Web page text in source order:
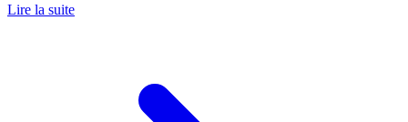
Lire la suite